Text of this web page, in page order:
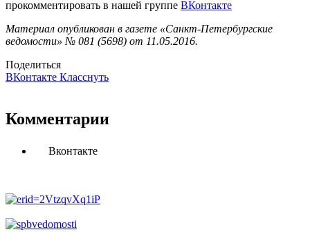
прокомментировать в нашей группе ВКонтакте
Материал опубликован в газете «Санкт-Петербургские
ведомости» № 081 (5698) от 11.05.2016.
Поделиться
ВКонтакте Класснуть
Комментарии
Вконтакте